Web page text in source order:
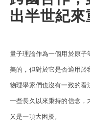
出半世紀
量子理論作為一個用於原
美的，但對於它是否適用
物理學家們也沒有一致的
一些長久以來秉持的信念
又是一項大困擾。